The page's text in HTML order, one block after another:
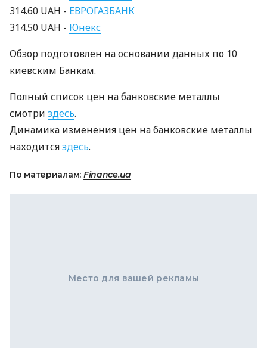
314.60 UAH - ЕВРОГАЗБАНК
314.50 UAH - Юнекс
Обзор подготовлен на основании данных по 10
киевским Банкам.
Полный список цен на банковские металлы
смотри здесь.
Динамика изменения цен на банковские металлы
находитсяздесь.
По материалам: Finance.ua
Место для вашей рекламы